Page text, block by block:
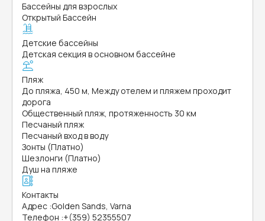
Бассейны для взрослых
Открытый Бассейн
Детские бассейны
Детская секция в основном бассейне
Пляж
До пляжа, 450 м, Между отелем и пляжем проходит
дорога
Общественный пляж, протяженность 30 км
Песчаный пляж
Песчаный вход в воду
Зонты (Платно)
Шезлонги (Платно)
Душ на пляже
Контакты
Адрес :Golden Sands, Varna
Телефон :+(359) 52355507